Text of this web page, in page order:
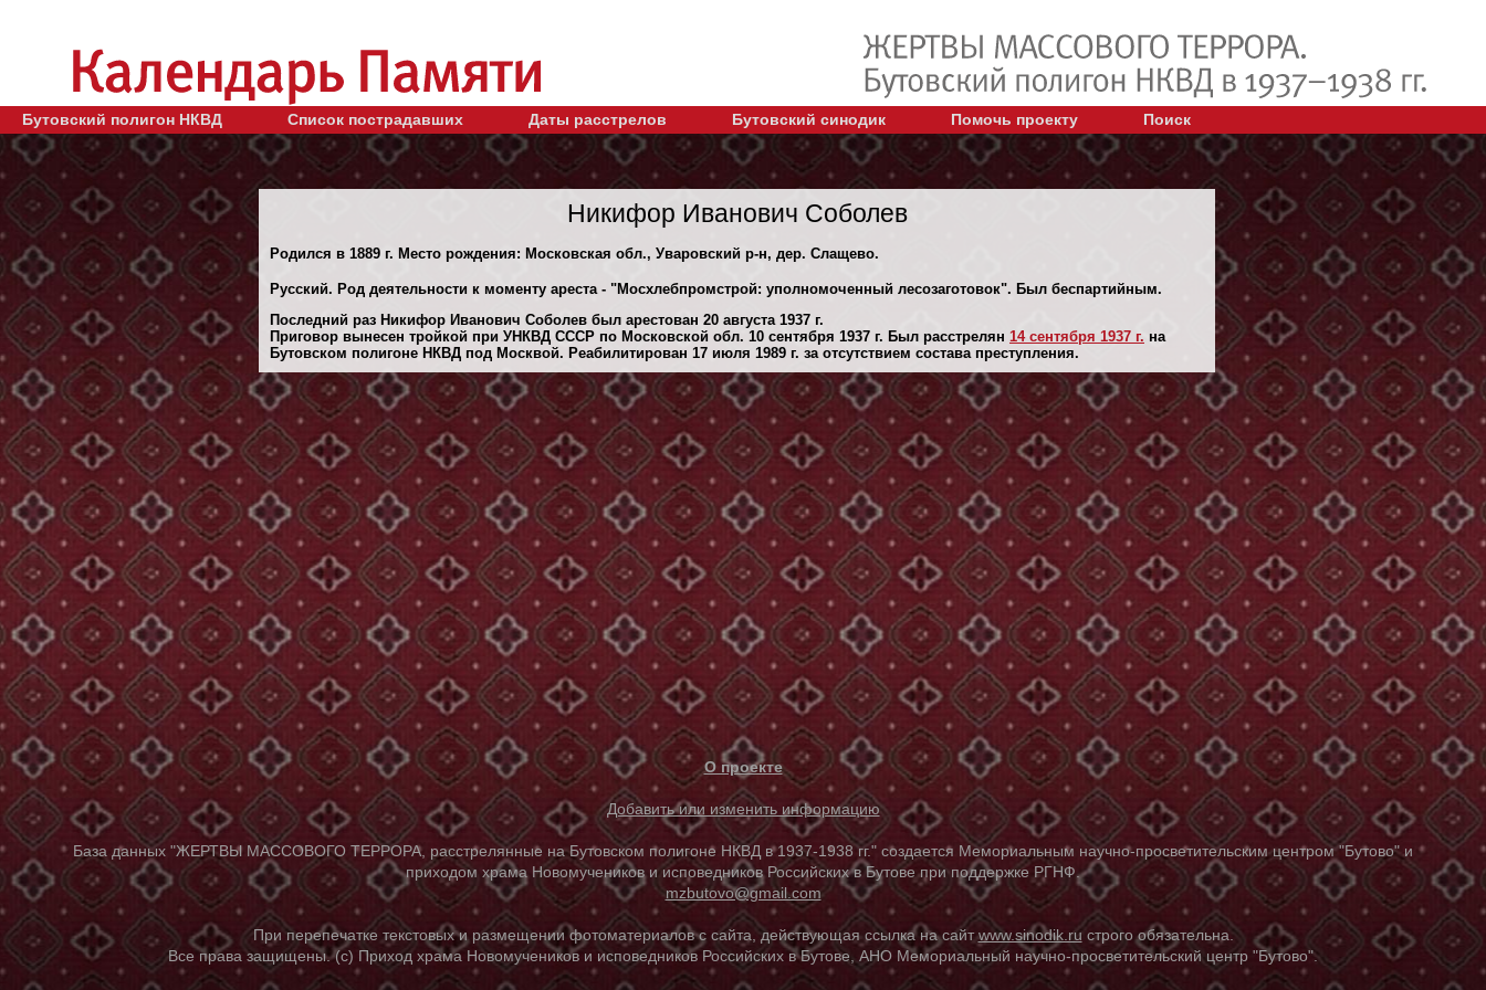
Бутовский полигон НКВД Список пострадавших Даты расстрелов Бутовский синодик Помочь проекту Поиск
Никифор Иванович Соболев
Родился в 1889 г. Место рождения: Московская обл., Уваровский р-н, дер. Слащево.
Русский. Род деятельности к моменту ареста - "Мосхлебпромстрой: уполномоченный лесозаготовок". Был беспартийным.
Последний раз Никифор Иванович Соболев был арестован 20 августа 1937 г.
Приговор вынесен тройкой при УНКВД СССР по Московской обл. 10 сентября 1937 г. Был расстрелян 14 сентября 1937 г. на
Бутовском полигоне НКВД под Москвой. Реабилитирован 17 июля 1989 г. за отсутствием состава преступления.
О проекте
Добавить или изменить информацию
База данных "ЖЕРТВЫ МАССОВОГО ТЕРРОРА, расстрелянные на Бутовском полигоне НКВД в 1937-1938 гг." создается Мемориальным научно-просветительским центром "Бутово" и
приходом храма Новомучеников и исповедников Российских в Бутове при поддержке РГНФ.
mzbutovo@gmail.com
При перепечатке текстовых и размещении фотоматериалов с сайта, действующая ссылка на сайтwww.sinodik.ru строго обязательна.
Все права защищены. (с) Приход храма Новомучеников и исповедников Российских в Бутове, АНО Мемориальный научно-просветительский центр "Бутово".